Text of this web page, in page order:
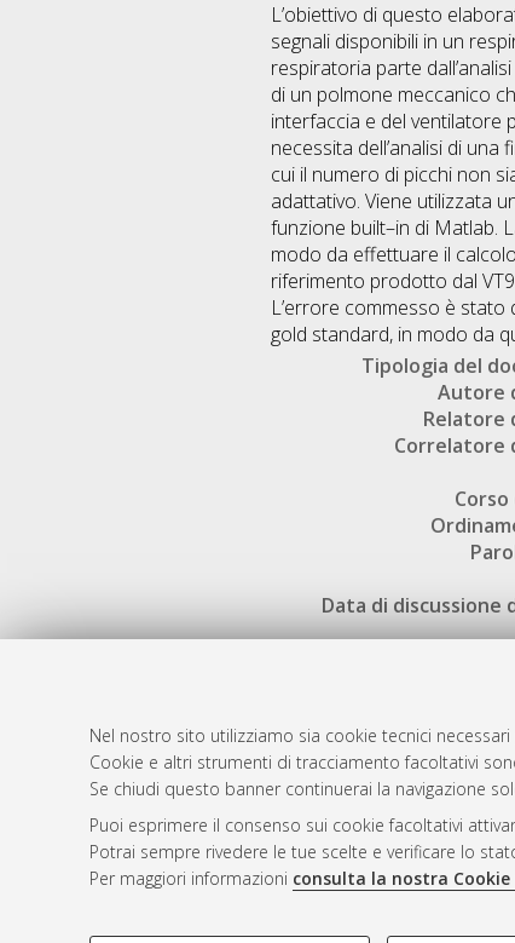
Nel nostro sito utilizziamo sia cookie tecnici
Cookie e altri strumenti di tracciamento facoltativi
Se chiudi questo banner continuerai la navigazione
Puoi esprimere il consenso sui cookie facoltativi
Potrai sempre rivedere le tue scelte e verificare lo
Per maggiori informazioni consulta la nostra Cookie
L’obiettivo di questo
segnali disponibili in un
respiratoria parte
di un polmone meccanico
interfaccia e del ventilatore
necessita dell’analisi di
cui il numero di picchi non
adattativo. Viene utilizzata
funzione built–in di Matlab.
modo da effettuare il
riferimento prodotto dal
L’errore commesso è
gold standard, in modo da
Tipologia del
Autore
Relatore
Correlatore
Data di discussione
Atom
Rss 1.0
Rss 2.0
AMS